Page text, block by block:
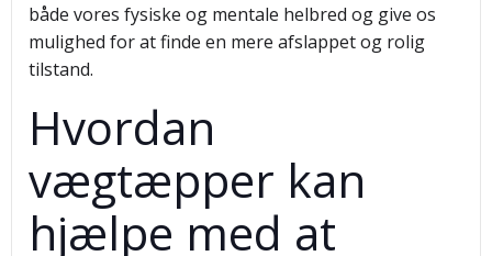
både vores fysiske og mentale helbred og give os
mulighed for at finde en mere afslappet og rolig
tilstand.
Hvordan
vægtæpper kan
hjælpe med at